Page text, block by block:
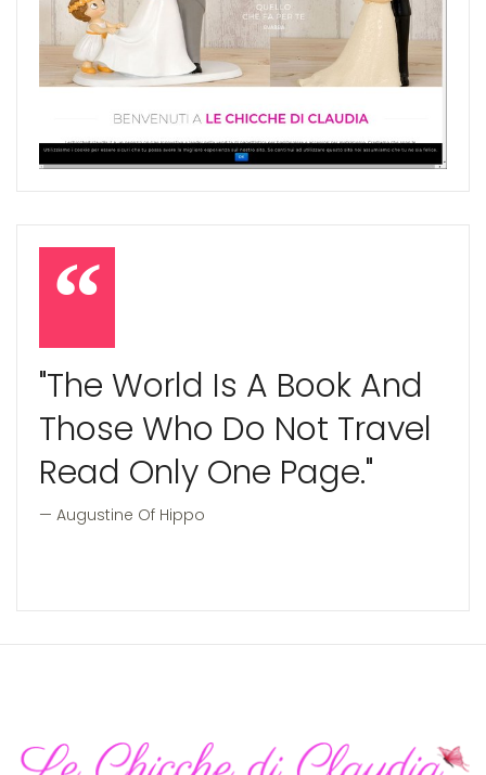
"The World Is A Book And
Those Who Do Not Travel
Read Only One Page."
Augustine Of Hippo